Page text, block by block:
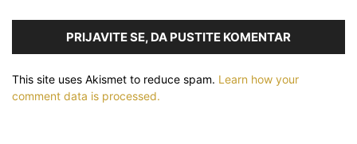
PRIJAVITE SE, DA PUSTITE KOMENTAR
This site uses Akismet to reduce spam. Learn how your
comment data is processed.